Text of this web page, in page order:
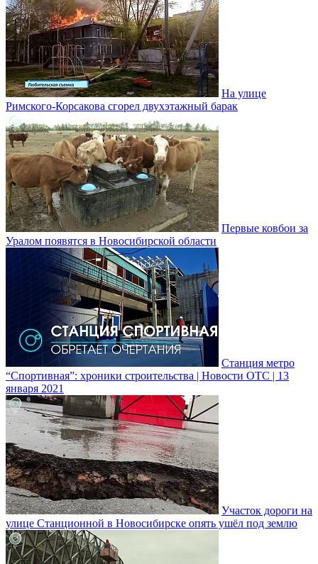
На улице
Римского-Корсакова сгорел двухэтажный барак
Первые ковбои за
Уралом появятся в Новосибирской области
Станция метро
“Спортивная”: хроники строительства | Новости ОТС | 13
января 2021
Участок дороги на
улице Станционной в Новосибирске опять ушёл под землю